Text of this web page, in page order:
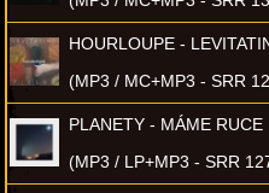
HOURLOUPE -
(MP3 / MC+MP3 - SRR
PLANETY - MÁME
(MP3 / LP+MP3 - SRR